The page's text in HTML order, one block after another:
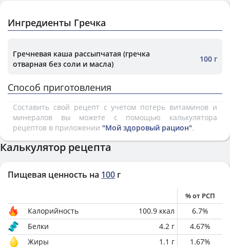
Ингредиенты Гречка
Гречневая каша рассыпчатая (гречка
отварная без соли и масла)
100 г
Способ приготовления
Составить свой рецепт с учетом потерь витаминов и
минералов вы можете с помощью калькулятора
рецептов в приложении "Мой здоровый рацион".
Калькулятор рецепта
Пищевая ценность на 100 г
% от РСП
Калорийность 100.9 ккал 6.7%
Белки
4.2 г 4.67%
Жиры
1.1 г 1.67%